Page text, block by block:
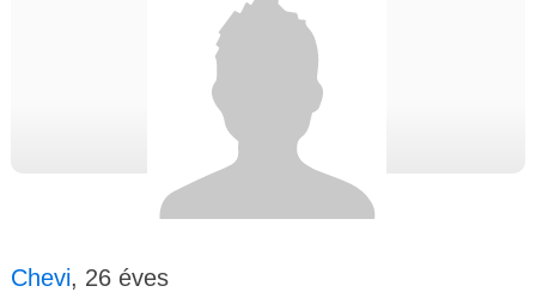
Chevi, 26 éves